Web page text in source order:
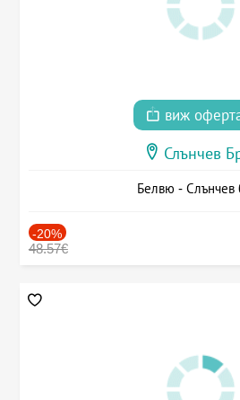
виж
Слънчев
Белвю - Слънчев
-20%
48.57€